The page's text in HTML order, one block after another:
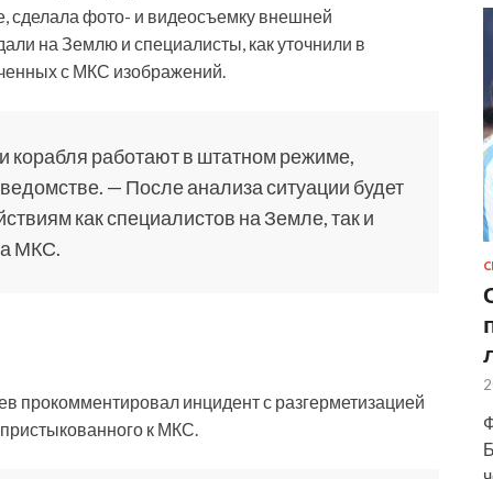
сделала фото- и видеосъемку внешней
на Землю и специалисты, как уточнили в
с МКС изображений.
работают в штатном режиме,
— После анализа ситуации будет
как специалистов на Земле, так и
МКС.
прокомментировал инцидент с разгерметизацией
к МКС.